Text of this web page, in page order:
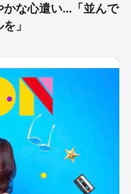
な心遣い...「並んで
」